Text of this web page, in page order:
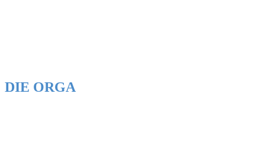
DIE ORGA